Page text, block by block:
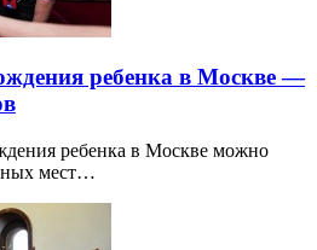
ребенка в Москве —
ребенка в Москве можно
мест…